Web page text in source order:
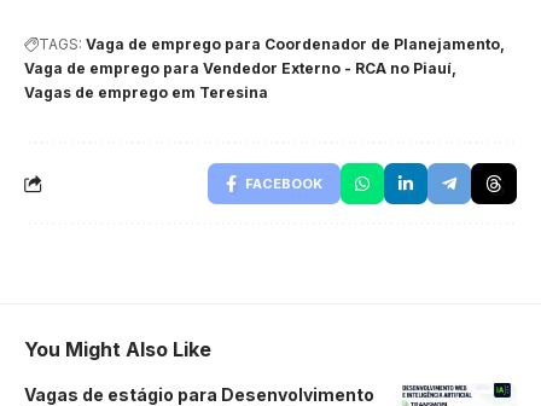
TAGS: Vaga de emprego para Coordenador de Planejamento
Vaga de emprego para Vendedor Externo - RCA no Piauí
Vagas de emprego em Teresina
FACEBOOK
You Might Also Like
Vagas de estágio para Desenvolvimento